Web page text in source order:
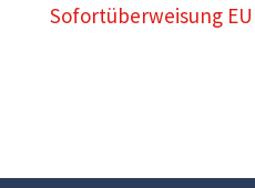
Sofortüberweisung EU